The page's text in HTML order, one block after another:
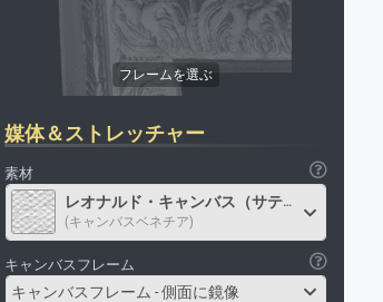
媒体＆ストレッチャー
素材
レオナルド・キャンバス（サテン）
(キャンバスベネチア)
キャンバスフレーム
キャンバスフレーム - 側面に鏡像